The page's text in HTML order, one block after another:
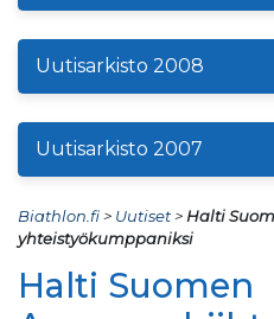
Uutisarkisto 2008
Uutisarkisto 2007
Biathlon.fi> Uutiset> Halti
yhteistyökumppaniksi
Halti Suomen